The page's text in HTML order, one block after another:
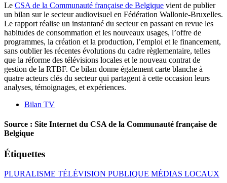
Le CSA de la Communauté française de Belgique vient de publier
un bilan sur le secteur audiovisuel en Fédération Wallonie-Bruxelles.
Le rapport réalise un instantané du secteur en passant en revue les
habitudes de consommation et les nouveaux usages, l’offre de
programmes, la création et la production, l’emploi et le financement,
sans oublier les récentes évolutions du cadre règlementaire, telles
que la réforme des télévisions locales et le nouveau contrat de
gestion de la RTBF. Ce bilan donne également carte blanche à
quatre acteurs clés du secteur qui partagent à cette occasion leurs
analyses, témoignages, et expériences.
Bilan TV
Source : Site Internet du CSA de la Communauté française de
Belgique
Étiquettes
PLURALISME TÉLÉVISION PUBLIQUE MÉDIAS LOCAUX